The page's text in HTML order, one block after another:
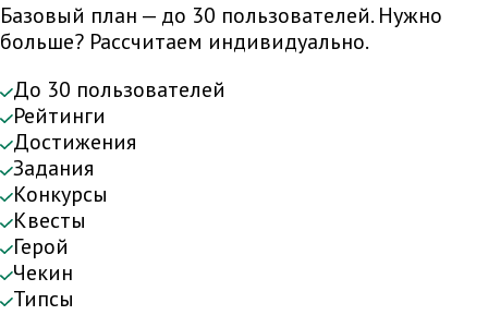
Базовый план — до 30 пользователей. Нужно
больше? Рассчитаем индивидуально.
До 30 пользователей
Рейтинги
Достижения
Задания
Конкурсы
Квесты
Герой
Чекин
Типсы